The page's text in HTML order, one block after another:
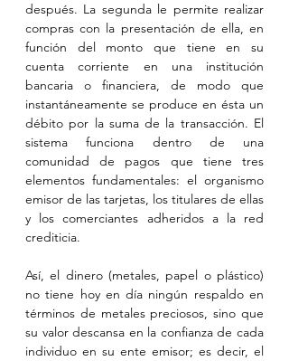
después. La segunda le permite realizar
compras con la presentación de ella, en
función del monto que tiene en su
cuenta corriente en una institución
bancaria o financiera, de modo que
instantáneamente se produce en ésta un
débito por la suma de la transacción. El
sistema funciona dentro de una
comunidad de pagos que tiene tres
elementos fundamentales: el organismo
emisor de las tarjetas, los titulares de ellas
y los comerciantes adheridos a la red
crediticia.
Así, el dinero (metales, papel o plástico)
no tiene hoy en día ningún respaldo en
términos de metales preciosos, sino que
su valor descansa en la confianza de cada
individuo en su ente emisor; es decir, el